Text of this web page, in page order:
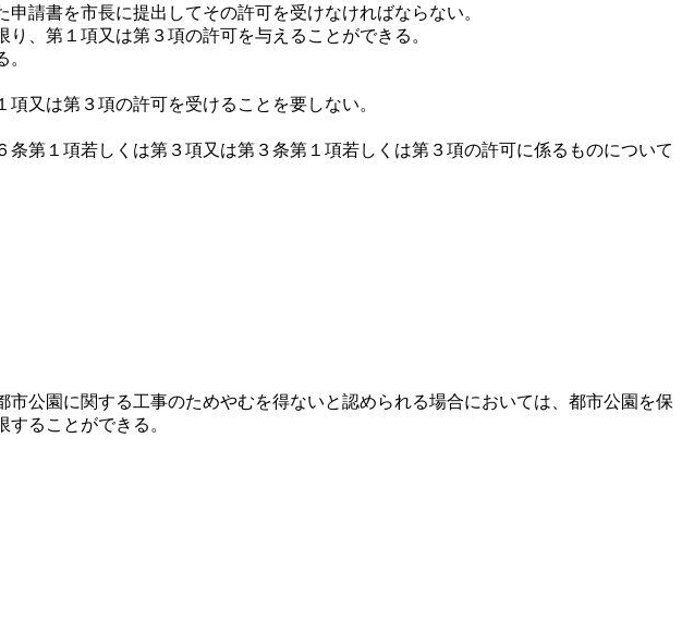
請書を市長に提出してその許可を受けなければならない。
、第１項又は第３項の許可を与えることができる。
又は第３項の許可を受けることを要しない。
第１項若しくは第３項又は第３条第１項若しくは第３項の許可に係るものについて
公園に関する工事のためやむを得ないと認められる場合においては、都市公園を保
ることができる。